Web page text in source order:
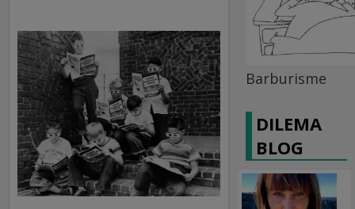
Barburisme
DILEMA
BLOG